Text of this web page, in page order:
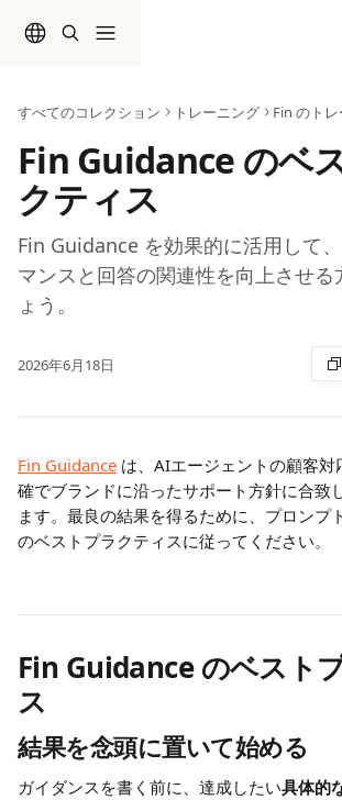
すべてのコレクション トレーニング Fin のト
Fin Guidance のベ
クティス
Fin Guidance を効果的に活用して
マンスと回答の関連性を向上させる
ょう。
2026年6月18日
Fin Guidance は、AIエージェントの顧客対
確でブランドに沿ったサポート方針に合致
ます。最良の結果を得るために、プロンプ
のベストプラクティスに従ってください。
Fin Guidance のベスト
ス
結果を念頭に置いて始める
ガイダンスを書く前に、達成したい具体的